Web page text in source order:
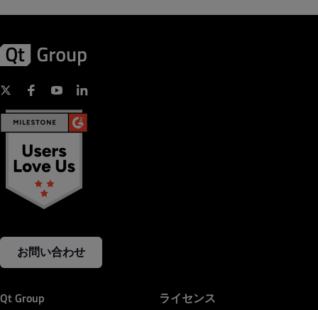
お問い合わせ
Qt Group ライセンス